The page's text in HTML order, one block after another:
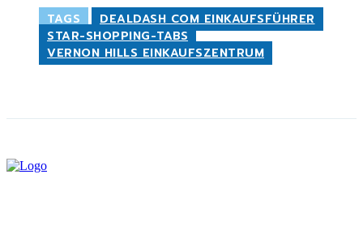
TAGS
DEALDASH COM EINKAUFSFÜHRER
STAR-SHOPPING-TABS
VERNON HILLS EINKAUFSZENTRUM